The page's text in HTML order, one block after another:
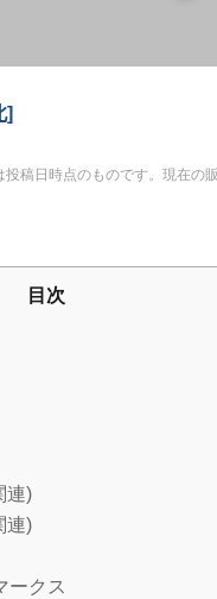
]
稿日時点のものです。現在の
目次
連)
連)
ークス